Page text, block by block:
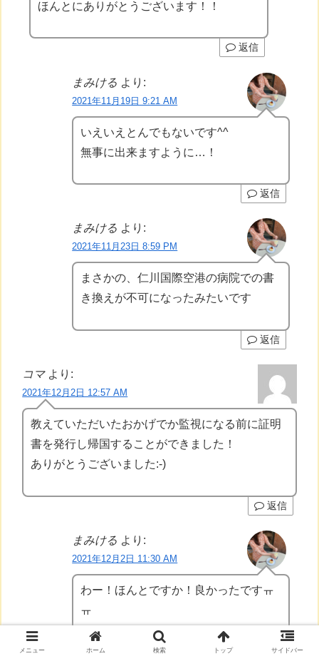
ほんとにありがとうございます！！
返信
まみける より:
2021年11月19日 9:21 AM
いえいえとんでもないです^^
無事に出来ますように…！
返信
まみける より:
2021年11月23日 8:59 PM
まさかの、仁川国際空港の病院での書
き換えが不可になったみたいです
返信
コマ より:
2021年12月2日 12:57 AM
教えていただいたおかげでか監視になる前に証明
書を発行し帰国することができました！
ありがとうございました:-)
返信
まみける より:
2021年12月2日 11:30 AM
わー！ほんとですか！良かったですㅠ
ㅠ
返信
メニュー ホーム 検索 トップ サイドバー